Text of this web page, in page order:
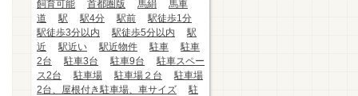
飼育可能
首都圏版 馬絹
馬車
道
駅 駅4分 駅前
駅徒歩1分
駅徒歩3分以内
駅徒歩5分以内
駅
近
駅近い 駅近物件 駐車
駐車
2台
駐車3台 駐車9台
駐車スペー
ス2台
駐車場 駐車場２台
駐車場
2台、屋根付き駐車場、車サイズ
駐